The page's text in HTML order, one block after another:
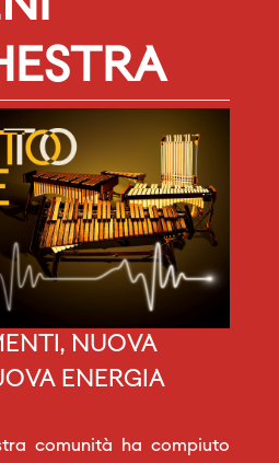
NUOVA
ENERGIA
comunità ha compiuto